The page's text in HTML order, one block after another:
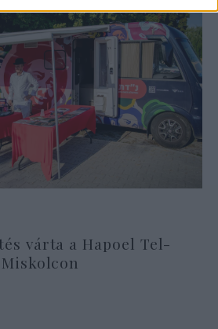
várta a Hapoel Tel-